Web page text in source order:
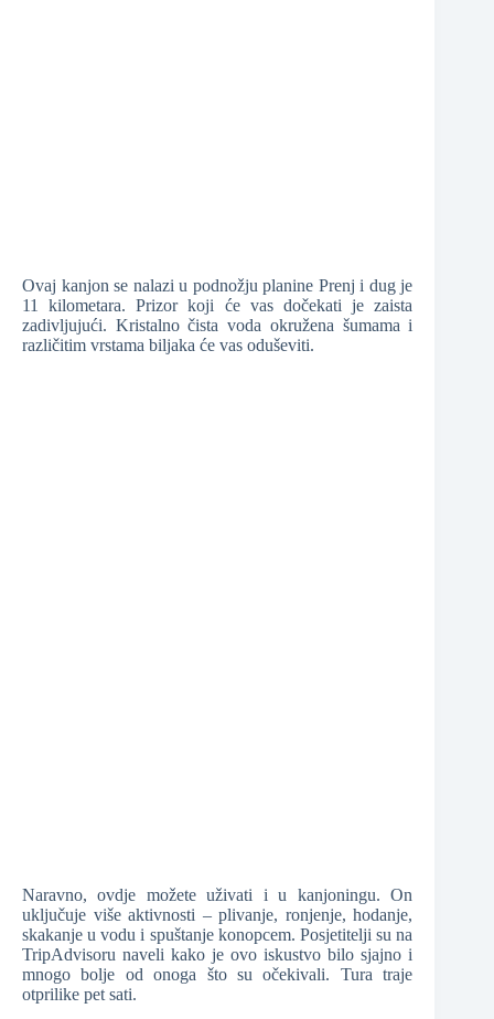
Ovaj kanjon se nalazi u podnožju planine Prenj i dug je
11 kilometara. Prizor koji će vas dočekati je zaista
zadivljujući. Kristalno čista voda okružena šumama i
različitim vrstama biljaka će vas oduševiti.
Naravno, ovdje možete uživati i u kanjoningu. On
uključuje više aktivnosti – plivanje, ronjenje, hodanje,
skakanje u vodu i spuštanje konopcem. Posjetitelji su na
TripAdvisoru naveli kako je ovo iskustvo bilo sjajno i
mnogo bolje od onoga što su očekivali. Tura traje
otprilike pet sati.